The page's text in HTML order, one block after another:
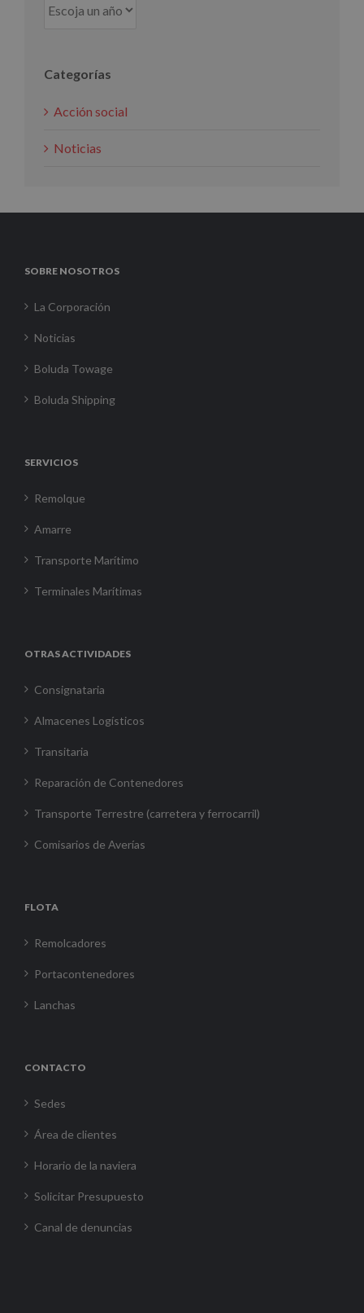
Categorías
Acción social
Noticias
SOBRE NOSOTROS
La Corporación
Noticias
Boluda Towage
Boluda Shipping
SERVICIOS
Remolque
Amarre
Transporte Marítimo
Terminales Marítimas
OTRAS ACTIVIDADES
Consignataria
Almacenes Logísticos
Transitaria
Reparación de Contenedores
Transporte Terrestre (carretera y ferrocarril)
Comisarios de Averías
FLOTA
Remolcadores
Portacontenedores
Lanchas
CONTACTO
Sedes
Área de clientes
Horario de la naviera
Solicitar Presupuesto
Canal de denuncias